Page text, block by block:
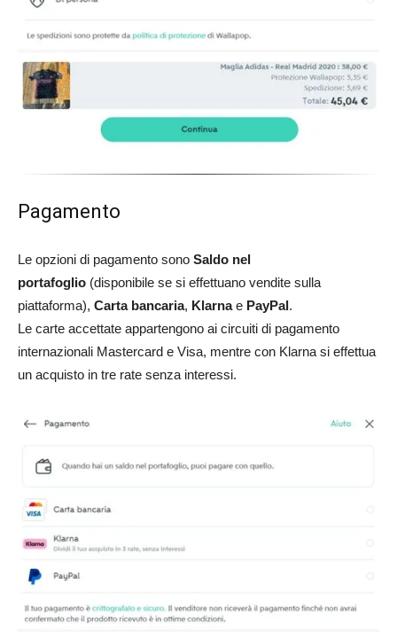
Pagamento
Le opzioni di pagamento sono Saldo nel
portafoglio (disponibile se si effettuano vendite sulla
piattaforma), Carta bancaria, Klarnae PayPal.
Le carte accettate appartengono ai circuiti di pagamento
internazionali Mastercard e Visa, mentre con Klarna si effettua
un acquisto in tre rate senza interessi.